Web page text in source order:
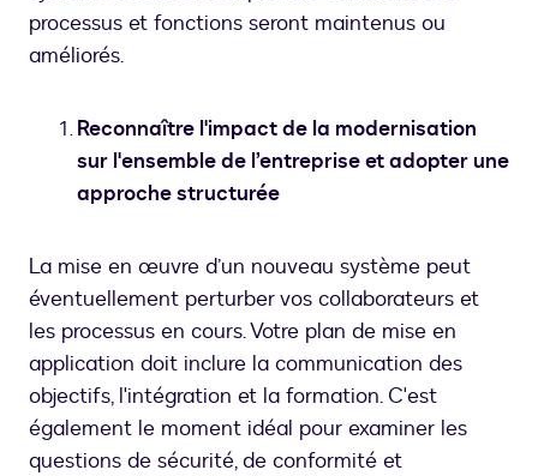
processus et fonctions seront maintenus ou
améliorés.
Reconnaître l'impact de la modernisation
sur l'ensemble de l’entreprise et adopter une
approche structurée
La mise en œuvre d’un nouveau système peut
éventuellement perturber vos collaborateurs et
les processus en cours. Votre plan de mise en
application doit inclure la communication des
objectifs, l'intégration et la formation. C'est
également le moment idéal pour examiner les
questions de sécurité, de conformité et